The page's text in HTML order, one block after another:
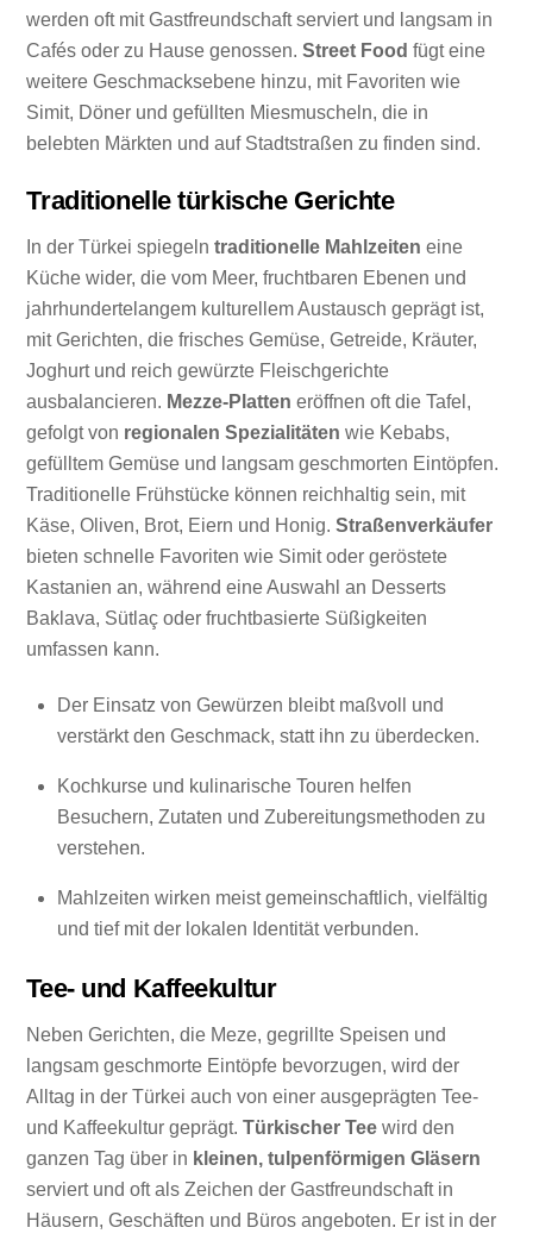
werden oft mit Gastfreundschaft serviert und langsam in
Cafés oder zu Hause genossen.Street Food fügt eine
weitere Geschmacksebene hinzu, mit Favoriten wie
Simit, Döner und gefüllten Miesmuscheln, die in
belebten Märkten und auf Stadtstraßen zu finden sind.
Traditionelle türkische Gerichte
In der Türkei spiegelntraditionelle Mahlzeiten eine
Küche wider, die vom Meer, fruchtbaren Ebenen und
jahrhundertelangem kulturellem Austausch geprägt ist,
mit Gerichten, die frisches Gemüse, Getreide, Kräuter,
Joghurt und reich gewürzte Fleischgerichte
ausbalancieren. Mezze-Platten eröffnen oft die Tafel,
gefolgt von regionalen Spezialitäten wie Kebabs,
gefülltem Gemüse und langsam geschmorten Eintöpfen.
Traditionelle Frühstücke können reichhaltig sein, mit
Käse, Oliven, Brot, Eiern und Honig.Straßenverkäufer
bieten schnelle Favoriten wie Simit oder geröstete
Kastanien an, während eine Auswahl an Desserts
Baklava, Sütlaç oder fruchtbasierte Süßigkeiten
umfassen kann.
Der Einsatz von Gewürzen bleibt maßvoll und
verstärkt den Geschmack, statt ihn zu überdecken.
Kochkurse und kulinarische Touren helfen
Besuchern, Zutaten und Zubereitungsmethoden zu
verstehen.
Mahlzeiten wirken meist gemeinschaftlich, vielfältig
und tief mit der lokalen Identität verbunden.
Tee- und Kaffeekultur
Neben Gerichten, die Meze, gegrillte Speisen und
langsam geschmorte Eintöpfe bevorzugen, wird der
Alltag in der Türkei auch von einer ausgeprägten Tee-
und Kaffeekultur geprägt.Türkischer Tee wird den
ganzen Tag über in kleinen, tulpenförmigen Gläsern
serviert und oft als Zeichen der Gastfreundschaft in
Häusern, Geschäften und Büros angeboten. Er ist in der